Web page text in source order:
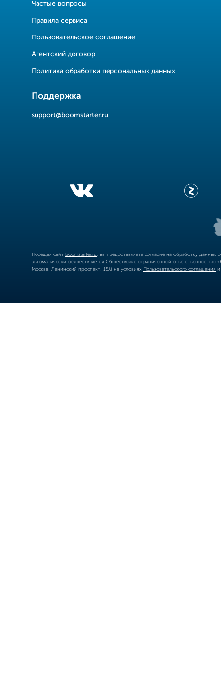
Частые вопросы
Правила сервиса
Пользовательское соглашение
Агентский договор
Политика обработки персональных данных
Поддержка
support@boomstarter.ru
Посещая сайт boomstarter.ru , вы предоставляете согласие на обработку
автоматически осуществляется Обществом с ограниченной
Москва, Ленинский проспект, 15А) на условиях Пользовательского соглашения и